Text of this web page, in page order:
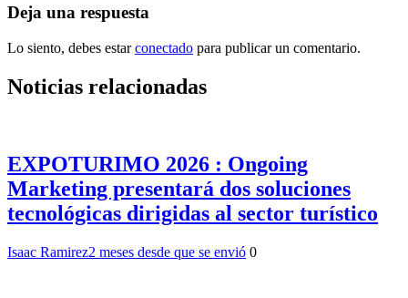
Deja una respuesta
Lo siento, debes estarconectado para publicar un comentario.
Noticias relacionadas
EXPOTURIMO 2026 : Ongoing
Marketing presentará dos soluciones
tecnológicas dirigidas al sector turístico
Isaac Ramirez2 meses desde que se envió 0